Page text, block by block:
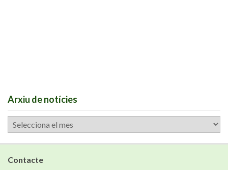
Arxiu de notícies
Arxiu
de
notícies
Contacte